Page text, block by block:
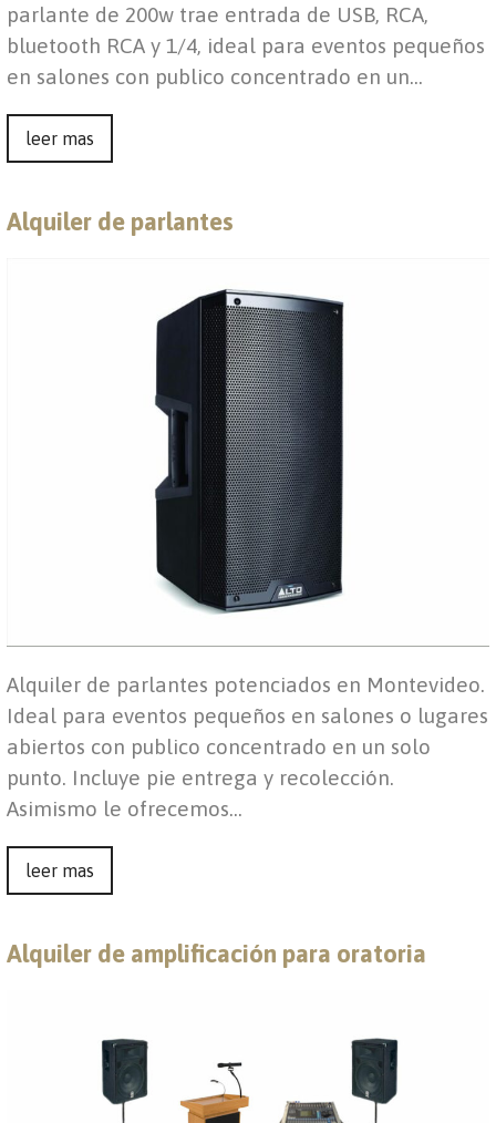
parlante de 200w trae entrada de USB, RCA,
bluetooth RCA y 1/4, ideal para eventos pequeños
en salones con publico concentrado en un…
leer mas
Alquiler de parlantes
Alquiler de parlantes potenciados en Montevideo.
Ideal para eventos pequeños en salones o lugares
abiertos con publico concentrado en un solo
punto. Incluye pie entrega y recolección.
Asimismo le ofrecemos…
leer mas
Alquiler de amplificación para oratoria